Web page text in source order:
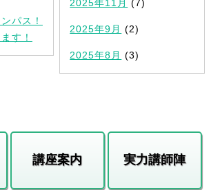
パス！
す！
2025年11月 (7)
2025年9月 (2)
2025年8月 (3)
講座案内 実力講師陣